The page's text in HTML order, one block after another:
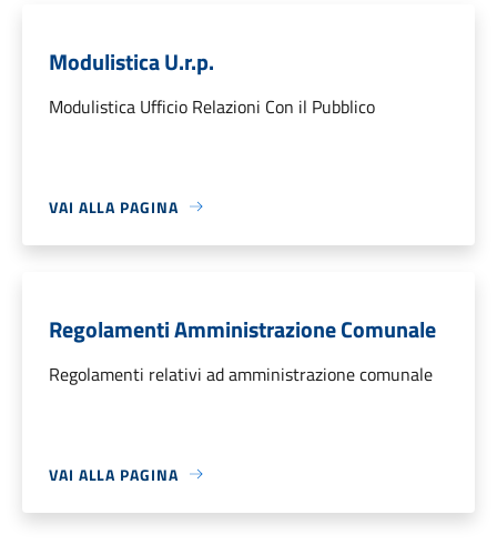
Modulistica U.r.p.
Modulistica Ufficio Relazioni Con il Pubblico
VAI ALLA PAGINA
Regolamenti Amministrazione Comunale
Regolamenti relativi ad amministrazione comunale
VAI ALLA PAGINA